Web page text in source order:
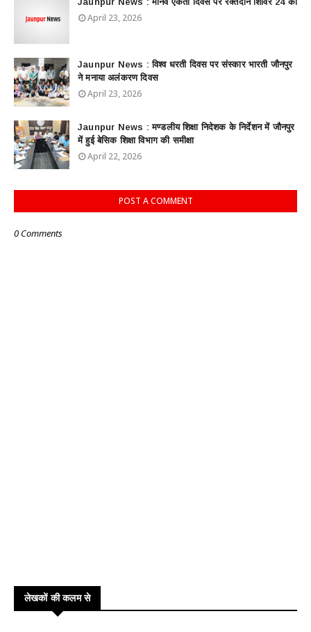
April 23, 2026
Jaunpur News : विश्व धरती दिवस पर संस्कार भारती जौनपुर
ने मनाया अलंकरण दिवस
April 23, 2026
Jaunpur News : ​मण्डलीय शिक्षा निदेशक के निर्देशन में जौनपुर
में हुई बेसिक शिक्षा विभाग की समीक्षा
April 22, 2026
POST A COMMENT
0 Comments
लेखकों की कलम से